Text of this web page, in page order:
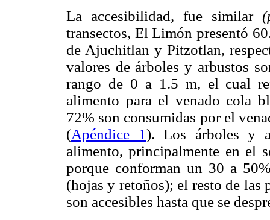
La accesibilidad, fue similar
transectos, El Limón presentó
de Ajuchitlan y Pitzotlan,
valores de árboles y arbustos
rango de 0 a 1.5 m, el cual
alimento para el venado cola
72% son consumidas por el
(Apéndice 1). Los árboles y
alimento, principalmente en el
porque conforman un 30 a
(hojas y retoños); el resto de
son accesibles hasta que se